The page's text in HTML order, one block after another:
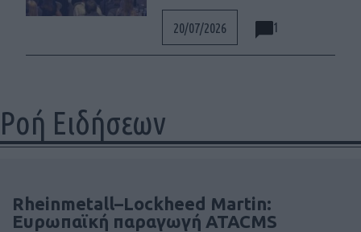
20/07/2026 1
Ροή Ειδήσεων
Rheinmetall–Lockheed Martin:
Ευρωπαϊκή παραγωγή ATACMS